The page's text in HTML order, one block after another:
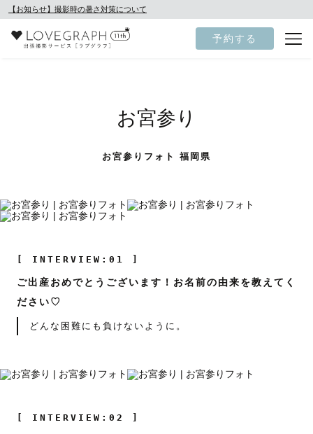
【お知らせ】撮影時の暑さ対策について
予約する
お宮参り
お宮参りフォト 福岡県
[ INTERVIEW:01 ]
ご出産おめでとうございます！お名前の由来を教えてく
ださい♡
どんな困難にも負けないように。
[ INTERVIEW:02 ]